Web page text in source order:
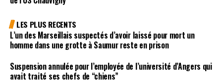
LES PLUS RECENTS
L’un des Marseillais suspectés d’avoir laissé pour mort un
homme dans une grotte à Saumur reste en prison
Suspension annulée pour l’employée de l’université d’Angers qui
avait traité ses chefs de “chiens”